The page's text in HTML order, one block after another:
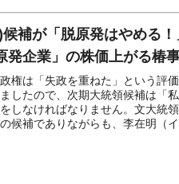
補が「脱原発はやめる
発企業」の株価上がる椿
権は「失政を重ねた」という評
したので、次期大統領候補は「
しなければなりません。文大統
の候補でありながらも、李在明（